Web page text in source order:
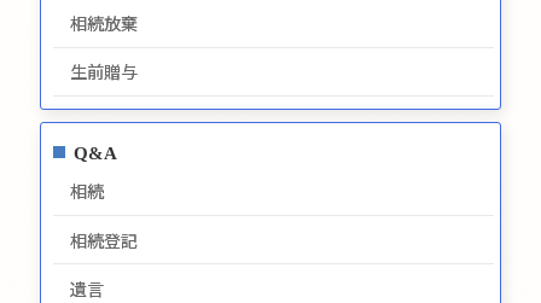
相続放棄
生前贈与
Q&A
相続
相続登記
遺言